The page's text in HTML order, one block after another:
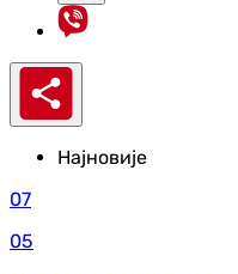
Најновије
07
05